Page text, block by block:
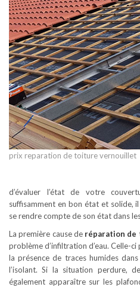
prix reparation de toiture vernouillet
d’évaluer l’état de votre
suffisamment en bon état et solide,
se rendre compte de son état dans
La première cause deréparation de
problème d’infiltration d’eau. Celle-
la présence de traces humides
l’isolant. Si la situation perdure,
également apparaître sur les